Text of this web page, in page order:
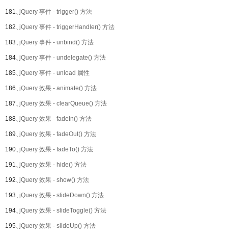
181、jQuery 事件 - trigger() 方法
182、jQuery 事件 - triggerHandler() 方法
183、jQuery 事件 - unbind() 方法
184、jQuery 事件 - undelegate() 方法
185、jQuery 事件 - unload 属性
186、jQuery 效果 - animate() 方法
187、jQuery 效果 - clearQueue() 方法
188、jQuery 效果 - fadeIn() 方法
189、jQuery 效果 - fadeOut() 方法
190、jQuery 效果 - fadeTo() 方法
191、jQuery 效果 - hide() 方法
192、jQuery 效果 - show() 方法
193、jQuery 效果 - slideDown() 方法
194、jQuery 效果 - slideToggle() 方法
195、jQuery 效果 - slideUp() 方法